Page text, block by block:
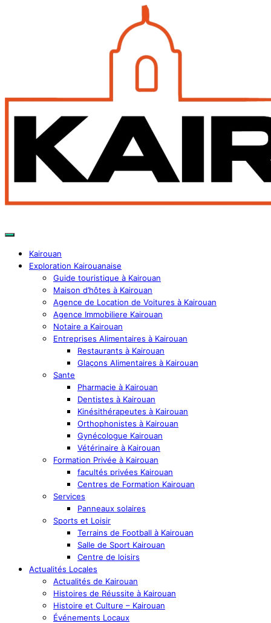
Kairouan
Exploration Kairouanaise
Guide touristique à Kairouan
Maison d’hôtes à Kairouan
Agence de Location de Voitures à Kairouan
Agence Immobiliere Kairouan
Notaire a Kairouan
Entreprises Alimentaires à Kairouan
Restaurants à Kairouan
Glaçons Alimentaires à Kairouan
Sante
Pharmacie à Kairouan
Dentistes à Kairouan
Kinésithérapeutes à Kairouan
Orthophonistes à Kairouan
Gynécologue Kairouan
Vétérinaire à Kairouan
Formation Privée à Kairouan
facultés privées Kairouan
Centres de Formation Kairouan
Services
Panneaux solaires
Sports et Loisir
Terrains de Football à Kairouan
Salle de Sport Kairouan
Centre de loisirs
Actualités Locales
Actualités de Kairouan
Histoires de Réussite à Kairouan
Histoire et Culture – Kairouan
Événements Locaux